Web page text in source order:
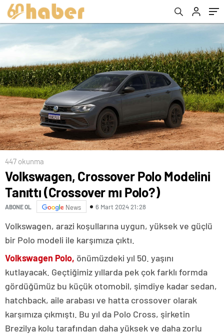
447 okunma
Volkswagen, Crossover Polo Modelini
Tanıttı (Crossover mı Polo?)
ABONE OL News 6 Mart 2024 21:28
Volkswagen, arazi koşullarına uygun, yüksek ve güçlü
bir Polo modeli ile karşımıza çıktı.
Volkswagen Polo, önümüzdeki yıl 50. yaşını
kutlayacak. Geçtiğimiz yıllarda pek çok farklı formda
gördüğümüz bu küçük otomobil, şimdiye kadar sedan,
hatchback, aile arabası ve hatta crossover olarak
karşımıza çıkmıştı. Bu yıl da Polo Cross, şirketin
Brezilya kolu tarafından daha yüksek ve daha zorlu